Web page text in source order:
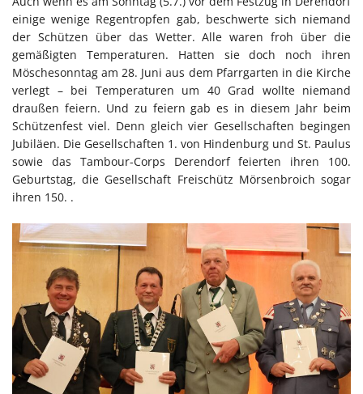
einige wenige Regentropfen gab, beschwerte sich niemand
der Schützen über das Wetter. Alle waren froh über die
gemäßigten Temperaturen. Hatten sie doch noch ihren
Möschesonntag am 28. Juni aus dem Pfarrgarten in die Kirche
verlegt – bei Temperaturen um 40 Grad wollte niemand
draußen feiern. Und zu feiern gab es in diesem Jahr beim
Schützenfest viel. Denn gleich vier Gesellschaften begingen
Jubiläen. Die Gesellschaften 1. von Hindenburg und St. Paulus
sowie das Tambour-Corps Derendorf feierten ihren 100.
Geburtstag, die Gesellschaft Freischütz Mörsenbroich sogar
ihren 150. .